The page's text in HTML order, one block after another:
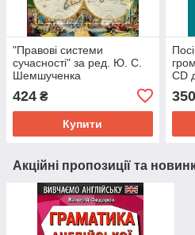
"Правові системи
сучасності" за ред. Ю. С.
Шемшученка
424 ₴
Купити
СD
350
Акційні пропозиції та